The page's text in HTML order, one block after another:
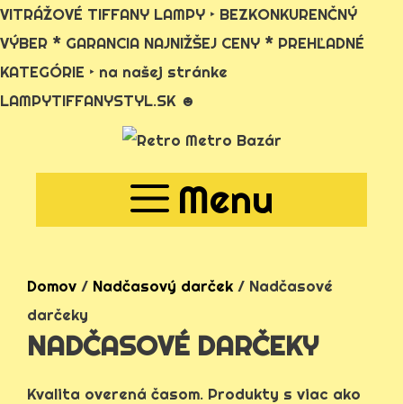
VITRÁŽOVÉ TIFFANY LAMPY ‣ BEZKONKURENČNÝ
VÝBER * GARANCIA NAJNIŽŠEJ CENY * PREHĽADNÉ
KATEGÓRIE ‣ na našej stránke
LAMPYTIFFANYSTYL.SK ☻
Menu
Domov / Nadčasový darček / Nadčasové
darčeky
NADČASOVÉ DARČEKY
Kvalita overená časom. Produkty s viac ako